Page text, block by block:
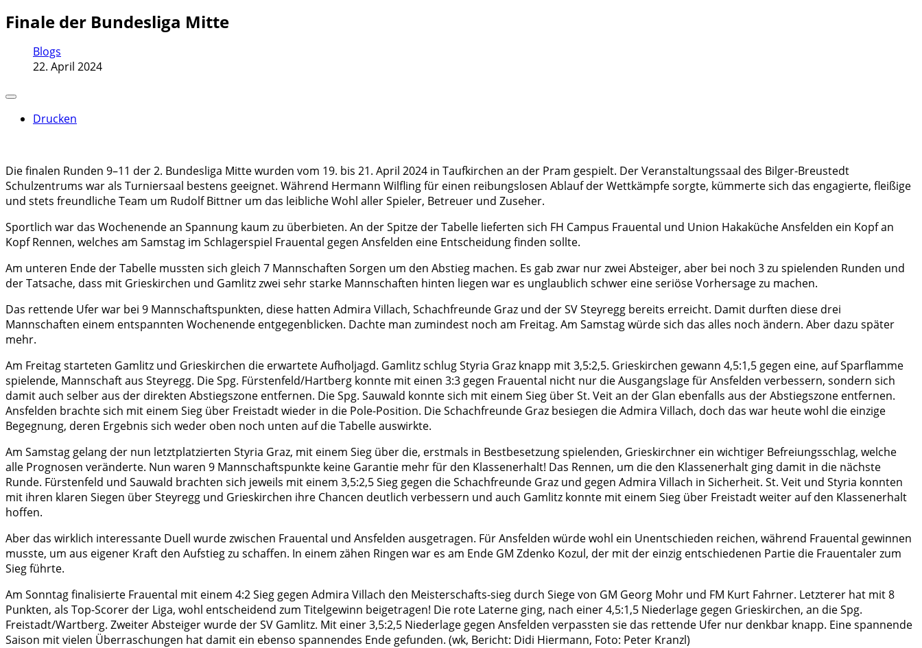
Finale der Bundesliga Mitte
Blogs
22. April 2024
Drucken
Die finalen Runden 9–11 der 2. Bundesliga Mitte wurden vom 19. bis 21. April 2024 in Taufkirchen an der Pram gespielt. Der Veranstaltungssaal des Bilger-Breustedt
Schulzentrums war als Turniersaal bestens geeignet. Während Hermann Wilfling für einen reibungslosen Ablauf der Wettkämpfe sorgte, kümmerte sich das engagierte, fleißige
und stets freundliche Team um Rudolf Bittner um das leibliche Wohl aller Spieler, Betreuer und Zuseher.
Sportlich war das Wochenende an Spannung kaum zu überbieten. An der Spitze der Tabelle lieferten sich FH Campus Frauental und Union Hakaküche Ansfelden ein Kopf an
Kopf Rennen, welches am Samstag im Schlagerspiel Frauental gegen Ansfelden eine Entscheidung finden sollte.
Am unteren Ende der Tabelle mussten sich gleich 7 Mannschaften Sorgen um den Abstieg machen. Es gab zwar nur zwei Absteiger, aber bei noch 3 zu spielenden Runden und
der Tatsache, dass mit Grieskirchen und Gamlitz zwei sehr starke Mannschaften hinten liegen war es unglaublich schwer eine seriöse Vorhersage zu machen.
Das rettende Ufer war bei 9 Mannschaftspunkten, diese hatten Admira Villach, Schachfreunde Graz und der SV Steyregg bereits erreicht. Damit durften diese drei
Mannschaften einem entspannten Wochenende entgegenblicken. Dachte man zumindest noch am Freitag. Am Samstag würde sich das alles noch ändern. Aber dazu später
mehr.
Am Freitag starteten Gamlitz und Grieskirchen die erwartete Aufholjagd. Gamlitz schlug Styria Graz knapp mit 3,5:2,5. Grieskirchen gewann 4,5:1,5 gegen eine, auf Sparflamme
spielende, Mannschaft aus Steyregg. Die Spg. Fürstenfeld/Hartberg konnte mit einen 3:3 gegen Frauental nicht nur die Ausgangslage für Ansfelden verbessern, sondern sich
damit auch selber aus der direkten Abstiegszone entfernen. Die Spg. Sauwald konnte sich mit einem Sieg über St. Veit an der Glan ebenfalls aus der Abstiegszone entfernen.
Ansfelden brachte sich mit einem Sieg über Freistadt wieder in die Pole-Position. Die Schachfreunde Graz besiegen die Admira Villach, doch das war heute wohl die einzige
Begegnung, deren Ergebnis sich weder oben noch unten auf die Tabelle auswirkte.
Am Samstag gelang der nun letztplatzierten Styria Graz, mit einem Sieg über die, erstmals in Bestbesetzung spielenden, Grieskirchner ein wichtiger Befreiungsschlag, welche
alle Prognosen veränderte. Nun waren 9 Mannschaftspunkte keine Garantie mehr für den Klassenerhalt! Das Rennen, um die den Klassenerhalt ging damit in die nächste
Runde. Fürstenfeld und Sauwald brachten sich jeweils mit einem 3,5:2,5 Sieg gegen die Schachfreunde Graz und gegen Admira Villach in Sicherheit. St. Veit und Styria konnten
mit ihren klaren Siegen über Steyregg und Grieskirchen ihre Chancen deutlich verbessern und auch Gamlitz konnte mit einem Sieg über Freistadt weiter auf den Klassenerhalt
hoffen.
Aber das wirklich interessante Duell wurde zwischen Frauental und Ansfelden ausgetragen. Für Ansfelden würde wohl ein Unentschieden reichen, während Frauental gewinnen
musste, um aus eigener Kraft den Aufstieg zu schaffen. In einem zähen Ringen war es am Ende GM Zdenko Kozul, der mit der einzig entschiedenen Partie die Frauentaler zum
Sieg führte.
Am Sonntag finalisierte Frauental mit einem 4:2 Sieg gegen Admira Villach den Meisterschafts-sieg durch Siege von GM Georg Mohr und FM Kurt Fahrner. Letzterer hat mit 8
Punkten, als Top-Scorer der Liga, wohl entscheidend zum Titelgewinn beigetragen! Die rote Laterne ging, nach einer 4,5:1,5 Niederlage gegen Grieskirchen, an die Spg.
Freistadt/Wartberg. Zweiter Absteiger wurde der SV Gamlitz. Mit einer 3,5:2,5 Niederlage gegen Ansfelden verpassten sie das rettende Ufer nur denkbar knapp. Eine spannende
Saison mit vielen Überraschungen hat damit ein ebenso spannendes Ende gefunden. (wk, Bericht: Didi Hiermann, Foto: Peter Kranzl)